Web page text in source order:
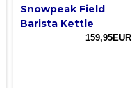
Snowpeak Field
Barista Kettle
159,95EUR